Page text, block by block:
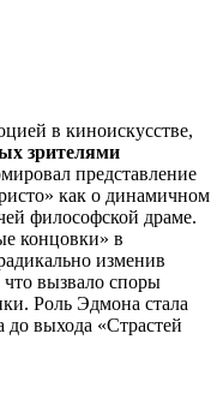
в киноискусстве,
зрителями
представление
как о динамичном
философской драме.
концовки» в
изменив
вызвало споры
Роль Эдмона стала
выхода «Страстей